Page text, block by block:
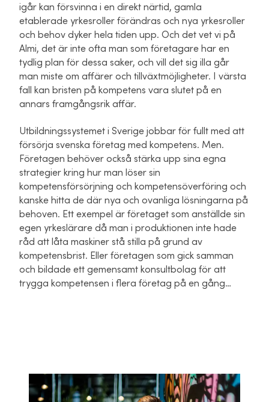
igår kan försvinna i en direkt närtid, gamla
etablerade yrkesroller förändras och nya yrkesroller
och behov dyker hela tiden upp. Och det vet vi på
Almi, det är inte ofta man som företagare har en
tydlig plan för dessa saker, och vill det sig illa går
man miste om affärer och tillväxtmöjligheter. I värsta
fall kan bristen på kompetens vara slutet på en
annars framgångsrik affär.
Utbildningssystemet i Sverige jobbar för fullt med att
försörja svenska företag med kompetens. Men.
Företagen behöver också stärka upp sina egna
strategier kring hur man löser sin
kompetensförsörjning och kompetensöverföring och
kanske hitta de där nya och ovanliga lösningarna på
behoven. Ett exempel är företaget som anställde sin
egen yrkeslärare då man i produktionen inte hade
råd att låta maskiner stå stilla på grund av
kompetensbrist. Eller företagen som gick samman
och bildade ett gemensamt konsultbolag för att
trygga kompetensen i flera företag på en gång…